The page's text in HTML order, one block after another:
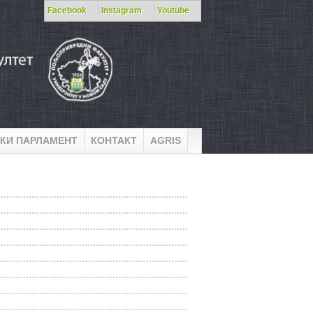
Facebook Instagram Youtube
ПАРЛАМЕНТ КОНТАКТ AGRIS